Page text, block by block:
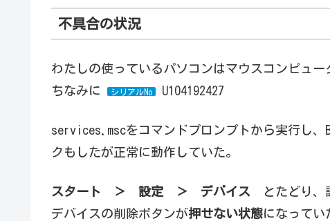
不具合の状況
わたしの使っているパソコンはマウスコンピュー
ちなみに
シリアルNo U104192427
services.mscをコマンドプロンプトから実行し
クもしたが正常に動作していた。
スタート ＞ 設定 ＞ デバイス とたどり、
デバイスの削除ボタンが押せない状態になってい